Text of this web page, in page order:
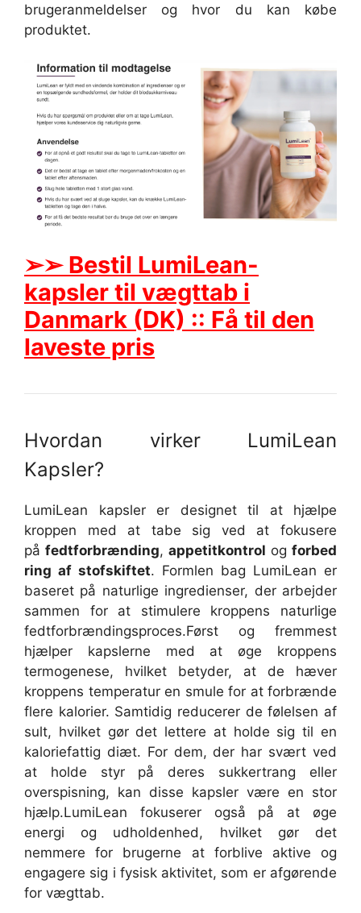
brugeranmeldelser og hvor du kan købe
produktet.
➢➢ Bestil LumiLean-
kapsler til vægttab i
Danmark (DK) :: Få til den
laveste pris
Hvordan virker LumiLean
Kapsler?
LumiLean kapsler er designet til at hjælpe
kroppen med at tabe sig ved at fokusere
på fedtforbrænding, appetitkontrol og forbed
ring af stofskiftet. Formlen bag LumiLean er
baseret på naturlige ingredienser, der arbejder
sammen for at stimulere kroppens naturlige
fedtforbrændingsproces.Først og fremmest
hjælper kapslerne med at øge kroppens
termogenese, hvilket betyder, at de hæver
kroppens temperatur en smule for at forbrænde
flere kalorier. Samtidig reducerer de følelsen af
sult, hvilket gør det lettere at holde sig til en
kaloriefattig diæt. For dem, der har svært ved
at holde styr på deres sukkertrang eller
overspisning, kan disse kapsler være en stor
hjælp.LumiLean fokuserer også på at øge
energi og udholdenhed, hvilket gør det
nemmere for brugerne at forblive aktive og
engagere sig i fysisk aktivitet, som er afgørende
for vægttab.